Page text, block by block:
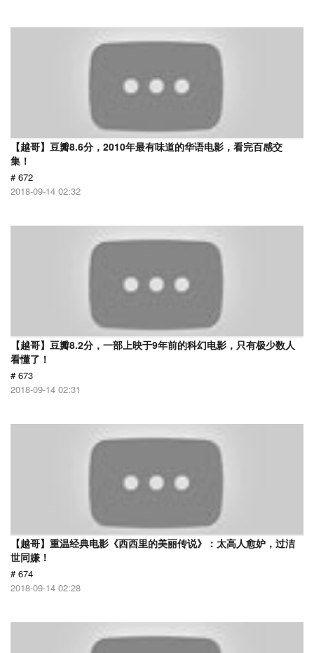
【越哥】豆瓣8.6分，2010年最有味道的华语电影，看完百感交
集！
# 672
2018-09-14 02:32
【越哥】豆瓣8.2分，一部上映于9年前的科幻电影，只有极少数人
看懂了！
# 673
2018-09-14 02:31
【越哥】重温经典电影《西西里的美丽传说》：太高人愈妒，过洁
世同嫌！
# 674
2018-09-14 02:28